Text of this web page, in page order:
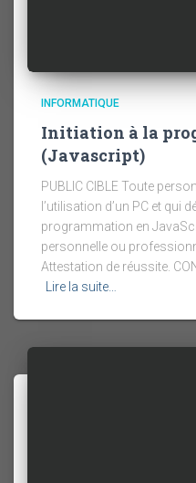
INFORMATIQUE
Initiation à la
(Javascript)
PUBLIC CIBLE Toute
l’utilisation d’un PC et qui
programmation en
personnelle ou
Attestation de réussite.
Lire la suite…